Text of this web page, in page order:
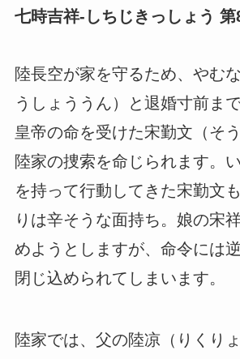
七時吉祥-しちじきっしょう 第
陸長空が家を守るため、やむ
うしょううん）と退婚寸前ま
皇帝の命を受けた宋勤文（そ
陸家の捜索を命じられます。
を持って行動してきた宋勤文
りは辛そうな面持ち。娘の宋
めようとしますが、命令には
閉じ込められてしまいます。
陸家では、父の陸凉（りくり